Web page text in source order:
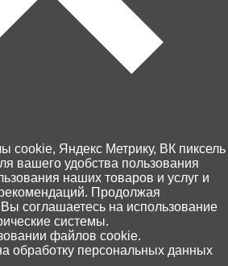
Корзина
0
Избранное Поиск
cookie, Яндекс Метрику, ВК пиксель
вашего удобства пользования
наших товаров и услуг и
Продолжая
соглашаетесь на использование
системы.
файлов cookie.
обработку персональных данных